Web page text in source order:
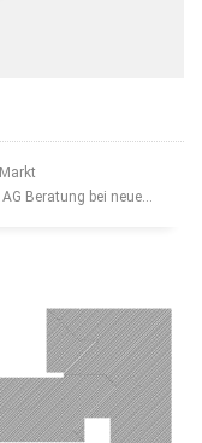
Beratung bei neue...